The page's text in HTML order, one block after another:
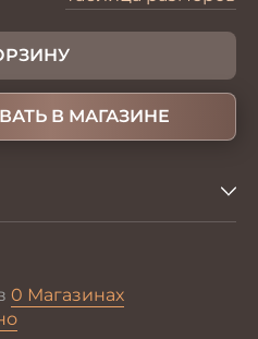
В МАГАЗИНЕ
0 Магазинах